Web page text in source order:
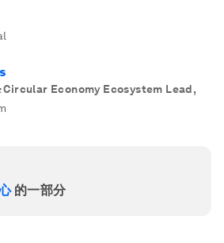
Economy Ecosystem Lead,
的一部分